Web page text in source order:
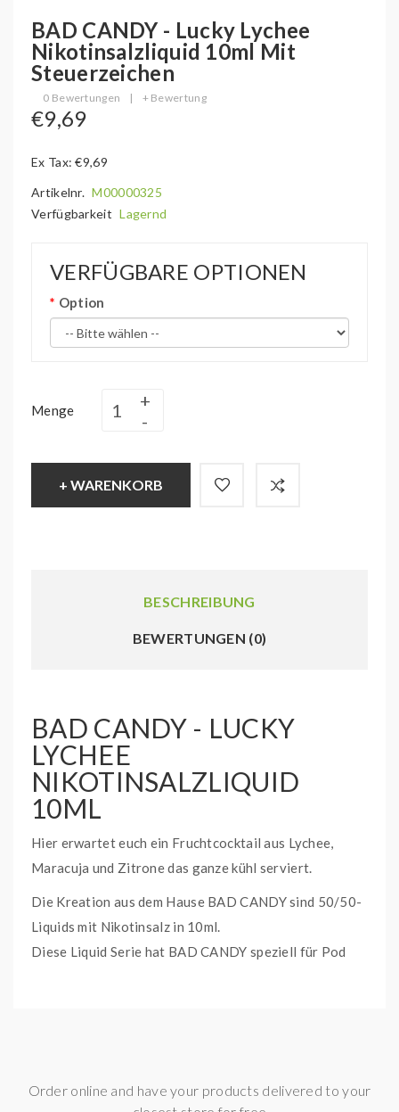
BAD CANDY - Lucky Lychee
Nikotinsalzliquid 10ml Mit
Steuerzeichen
0 Bewertungen | + Bewertung
€9,69
Ex Tax: €9,69
Artikelnr. M00000325
Verfügbarkeit Lagernd
VERFÜGBARE OPTIONEN
Option
Menge
+ WARENKORB
BESCHREIBUNG
BEWERTUNGEN (0)
BAD CANDY - LUCKY
LYCHEE
NIKOTINSALZLIQUID
10ML
Hier erwartet euch ein Fruchtcocktail aus Lychee,
Maracuja und Zitrone das ganze kühl serviert.
Die Kreation aus dem Hause BAD CANDY sind 50/50-
Liquids mit Nikotinsalz in 10ml.
Diese Liquid Serie hat BAD CANDY speziell für Pod
In den USA schon lange der Renner und fast schon
Order online and have your products delivered to your